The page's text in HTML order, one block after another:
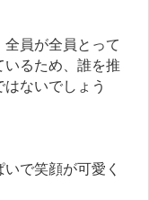
員が全員とって
るため、誰を推
ないでしょう
で笑顔が可愛く